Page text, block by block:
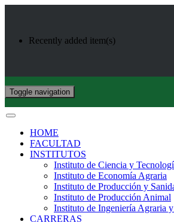
Recently added item(s)
Toggle navigation
HOME
FACULTAD
INSTITUTOS
Instituto de Ciencia y
Instituto de Economía Agraria
Instituto de Producción y
Instituto de Producción Animal
Instituto de Ingeniería Agraria
CARRERAS